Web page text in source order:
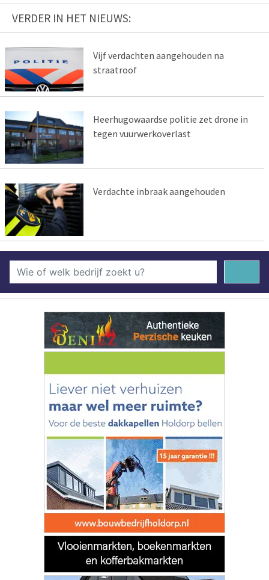
VERDER IN HET NIEUWS:
Vijf verdachten aangehouden na
straatroof
Heerhugowaardse politie zet drone in
tegen vuurwerkoverlast
Verdachte inbraak aangehouden